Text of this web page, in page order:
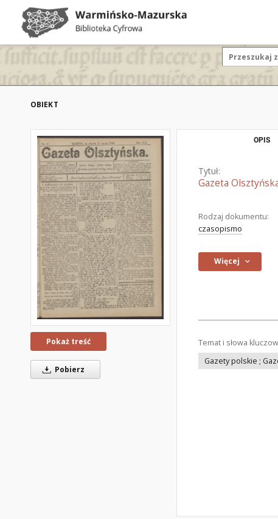
OBIEKT
Pokaż treść
Pobierz
OPIS
Tytuł:
Gazeta
Rodzaj dokumentu:
czasopismo
Więcej
Temat i słowa
Gazety polskie ;